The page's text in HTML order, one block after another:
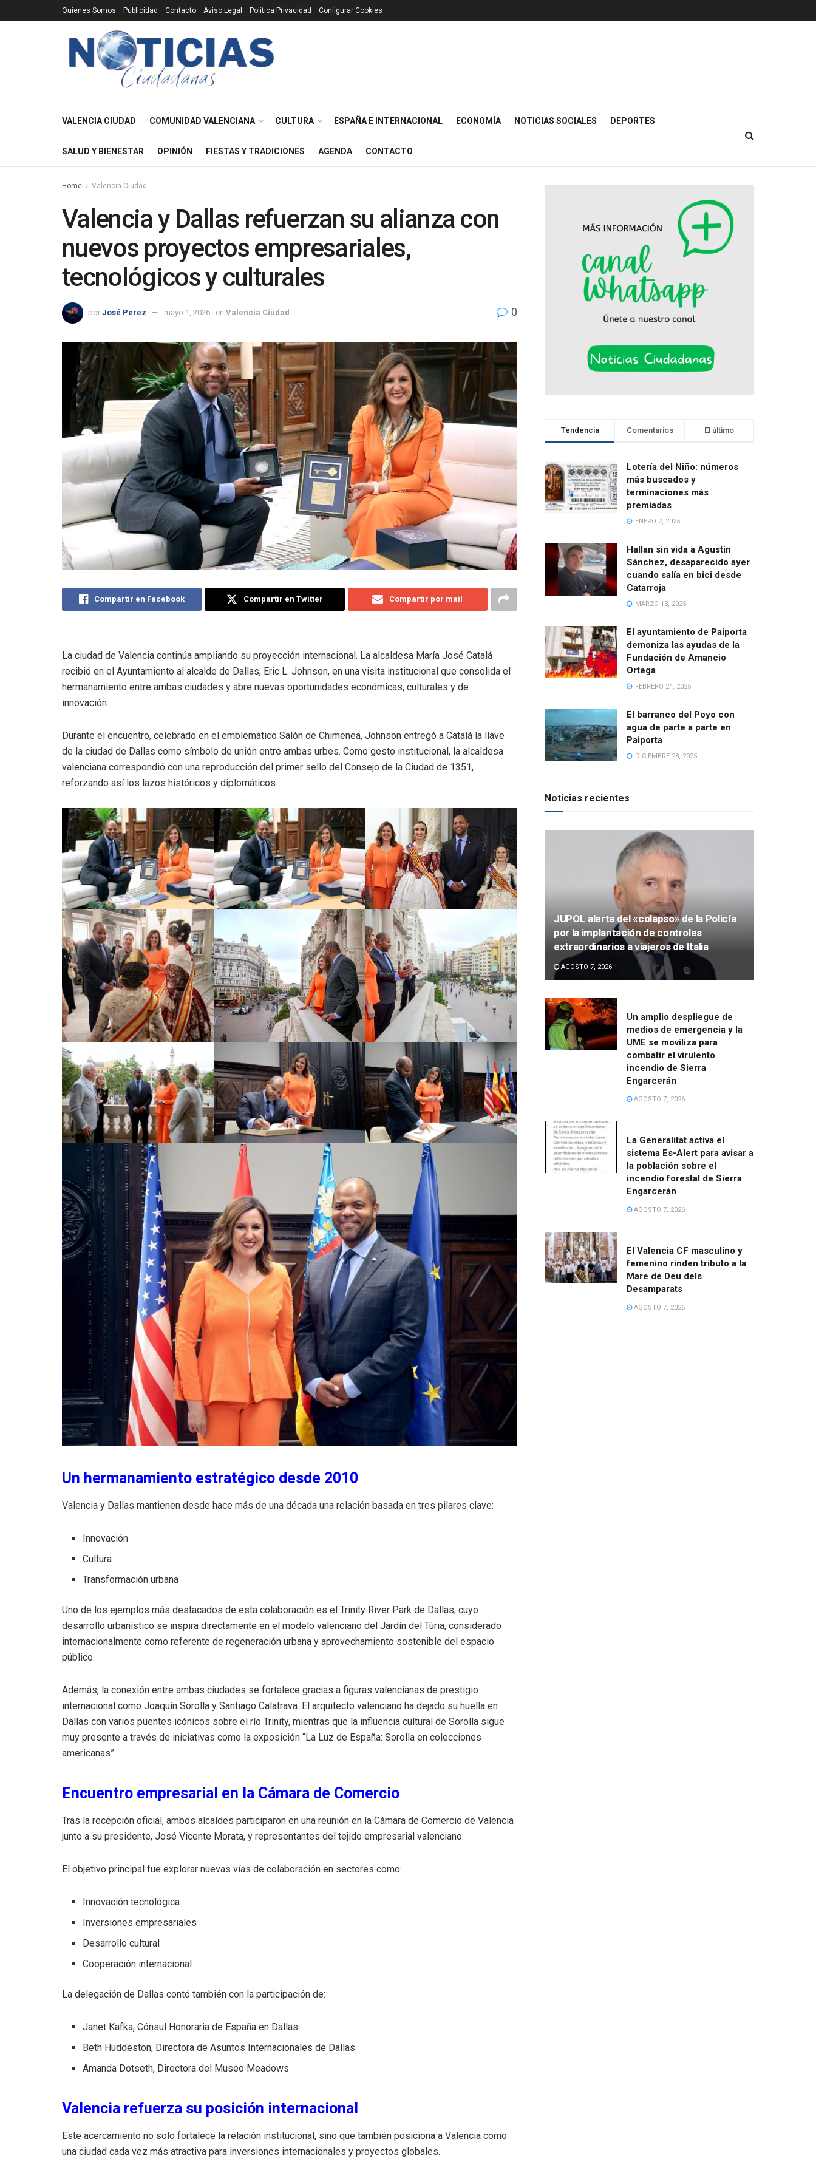
Quienes Somos Publicidad Contacto Aviso Legal Política Privacidad Configurar Cookies
VALENCIA CIUDAD COMUNIDAD VALENCIANA CULTURA ESPAÑA E INTERNACIONAL ECONOMÍA NOTICIAS SOCIALES DEPORTES
SALUD Y BIENESTAR OPINIÓN FIESTAS Y TRADICIONES AGENDA CONTACTO
Home Valencia Ciudad
Valencia y Dallas refuerzan su alianza con
nuevos proyectos empresariales,
tecnológicos y culturales
por José Perez mayo 1, 2026 en Valencia Ciudad 0
Compartir en Facebook Compartir en Twitter Compartir por mail
La ciudad de Valencia continúa ampliando su proyección internacional. La alcaldesa María José Catalá
recibió en el Ayuntamiento al alcalde de Dallas, Eric L. Johnson, en una visita institucional que consolida el
hermanamiento entre ambas ciudades y abre nuevas oportunidades económicas, culturales y de
innovación.
Durante el encuentro, celebrado en el emblemático Salón de Chimenea, Johnson entregó a Catalá la llave
de la ciudad de Dallas como símbolo de unión entre ambas urbes. Como gesto institucional, la alcaldesa
valenciana correspondió con una reproducción del primer sello del Consejo de la Ciudad de 1351,
reforzando así los lazos históricos y diplomáticos.
Un hermanamiento estratégico desde 2010
Valencia y Dallas mantienen desde hace más de una década una relación basada en tres pilares clave:
Innovación
Cultura
Transformación urbana
Uno de los ejemplos más destacados de esta colaboración es el Trinity River Park de Dallas, cuyo
desarrollo urbanístico se inspira directamente en el modelo valenciano del Jardín del Túria, considerado
internacionalmente como referente de regeneración urbana y aprovechamiento sostenible del espacio
público.
Además, la conexión entre ambas ciudades se fortalece gracias a figuras valencianas de prestigio
internacional como Joaquín Sorolla y Santiago Calatrava. El arquitecto valenciano ha dejado su huella en
Dallas con varios puentes icónicos sobre el río Trinity, mientras que la influencia cultural de Sorolla sigue
muy presente a través de iniciativas como la exposición “La Luz de España: Sorolla en colecciones
americanas”.
Encuentro empresarial en la Cámara de Comercio
Tras la recepción oficial, ambos alcaldes participaron en una reunión en la Cámara de Comercio de Valencia
junto a su presidente, José Vicente Morata, y representantes del tejido empresarial valenciano.
El objetivo principal fue explorar nuevas vías de colaboración en sectores como:
Innovación tecnológica
Inversiones empresariales
Desarrollo cultural
Cooperación internacional
La delegación de Dallas contó también con la participación de:
Janet Kafka, Cónsul Honoraria de España en Dallas
Beth Huddeston, Directora de Asuntos Internacionales de Dallas
Amanda Dotseth, Directora del Museo Meadows
Valencia refuerza su posición internacional
Este acercamiento no solo fortalece la relación institucional, sino que también posiciona a Valencia como
una ciudad cada vez más atractiva para inversiones internacionales y proyectos globales.
Tendencia Comentarios El último
Lotería del Niño: números
más buscados y
terminaciones más
premiadas
ENERO 2, 2025
Hallan sin vida a Agustín
Sánchez, desaparecido ayer
cuando salía en bici desde
Catarroja
MARZO 13, 2025
El ayuntamiento de Paiporta
demoniza las ayudas de la
Fundación de Amancio
Ortega
FEBRERO 24, 2025
El barranco del Poyo con
agua de parte a parte en
Paiporta
DICIEMBRE 28, 2025
Noticias recientes
JUPOL alerta del «colapso» de la Policía
por la implantación de controles
extraordinarios a viajeros de Italia
AGOSTO 7, 2026
Un amplio despliegue de
medios de emergencia y la
UME se moviliza para
combatir el virulento
incendio de Sierra
Engarcerán
AGOSTO 7, 2026
La Generalitat activa el
sistema Es-Alert para avisar a
la población sobre el
incendio forestal de Sierra
Engarcerán
AGOSTO 7, 2026
El Valencia CF masculino y
femenino rinden tributo a la
Mare de Deu dels
Desamparats
AGOSTO 7, 2026